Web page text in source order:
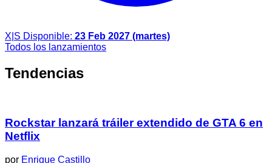
X|S Disponible: 23 Feb 2027 (martes)
Todos los lanzamientos
Tendencias
Rockstar lanzará tráiler extendido de GTA 6 en
Netflix
por Enrique Castillo